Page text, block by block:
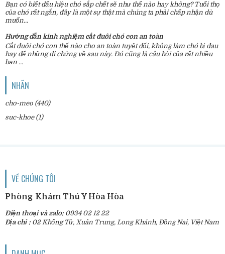
Bạn có biết dấu hiệu chó sắp chết sẽ như thế nào hay không? Tuổi thọ
của chó rất ngắn, đây là một sự thật mà chúng ta phải chấp nhận dù
muốn...
Hướng dẫn kinh nghiệm cắt đuôi chó con an toàn
Cắt đuôi chó con thế nào cho an toàn tuyệt đối, không làm chó bị đau
hay để những di chứng về sau này. Đó cũng là câu hỏi của rất nhiều
bạn ...
NHÃN
cho-meo (440)
suc-khoe (1)
VỀ CHÚNG TÔI
Phòng Khám Thú Y Hòa Hòa
Điện thoại và zalo: 0934 02 12 22
Địa chỉ : 02 Khổng Tử, Xuân Trung, Long Khánh, Đồng Nai, Việt Nam